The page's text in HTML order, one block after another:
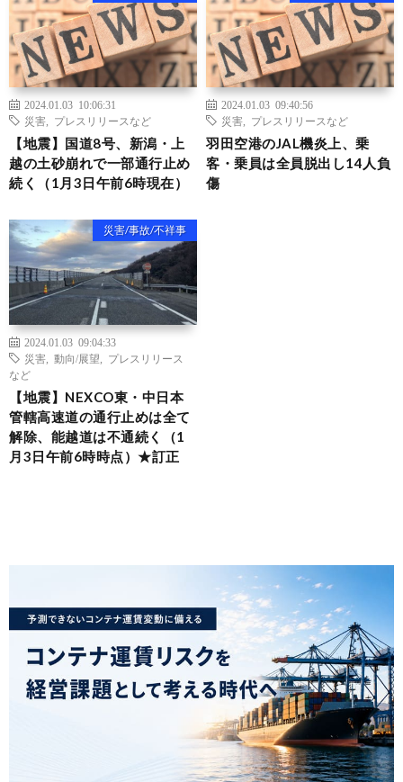
2024.01.03 10:06:31
災害
プレスリリースなど
【地震】国道8号、新潟・上
越の土砂崩れで一部通行止め
続く（1月3日午前6時現在）
2024.01.03 09:40:56
災害
プレスリリースなど
羽田空港のJAL機炎上、乗
客・乗員は全員脱出し14人負
傷
災害/事故/不祥事
2024.01.03 09:04:33
災害
動向/展望
プレスリリース
など
【地震】NEXCO東・中日本
管轄高速道の通行止めは全て
解除、能越道は不通続く（1
月3日午前6時時点）★訂正